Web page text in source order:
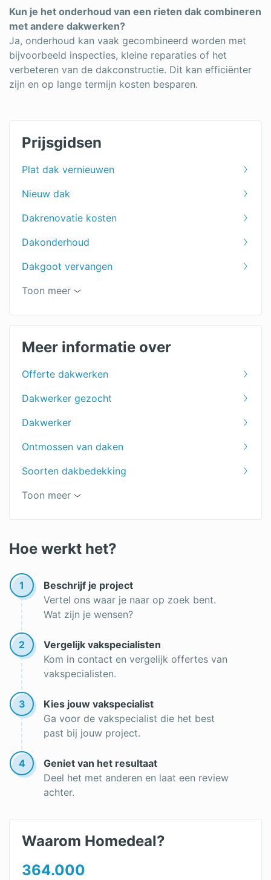
Kun je het onderhoud van een rieten dak combineren
met andere dakwerken?
Ja, onderhoud kan vaak gecombineerd worden met
bijvoorbeeld inspecties, kleine reparaties of het
verbeteren van de dakconstructie. Dit kan efficiënter
zijn en op lange termijn kosten besparen.
Prijsgidsen
Plat dak vernieuwen
Nieuw dak
Dakrenovatie kosten
Dakonderhoud
Dakgoot vervangen
Prijs dakpannen per m2
Groendak
Dakreparatie
Toon meer
Meer informatie over
Offerte dakwerken
Dakwerker gezocht
Dakwerker
Ontmossen van daken
Soorten dakbedekking
Soorten dakpannen
Keramische dakpannen
Betonnen dakpannen
Premie dakrenovatie
Roofing
Dakgoot reinigen
Lichtkoepel op een plat dak
Goedkope dakbedekking
Dak vernieuwen
Nieuw dak plaatsen
Dakbedekking vervangen
Dakpannen leggen
Toon meer
Hoe werkt het?
1
Beschrijf je project
Vertel ons waar je naar op zoek bent.
Wat zijn je wensen?
2
Vergelijk vakspecialisten
Kom in contact en vergelijk offertes van
vakspecialisten.
3
Kies jouw vakspecialist
Ga voor de vakspecialist die het best
past bij jouw project.
4
Geniet van het resultaat
Deel het met anderen en laat een review
achter.
Waarom Homedeal?
364.000